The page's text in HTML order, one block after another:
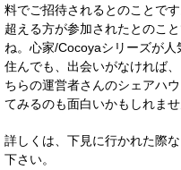
料でご招待されるとのことで
超える方が参加されたとのこ
ね。心家/Cocoyaシリーズが
住んでも、出会いがなければ
ちらの運営者さんのシェアハ
てみるのも面白いかもしれませ
詳しくは、下見に行かれた際
下さい。